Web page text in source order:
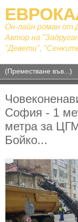
Он-лайн роман от
Автор на
"Девети",
София - 1
метра за
Бойко...